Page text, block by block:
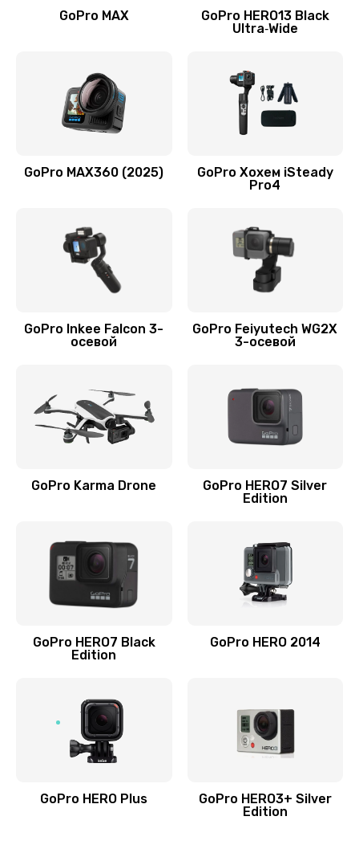
GoPro MAX
GoPro HERO13 Black
Ultra‑Wide
GoPro MAX360 (2025)
GoPro Хохем iSteady
Pro4
GoPro Inkee Falcon 3-
осевой
GoPro Feiyutech WG2X
3-осевой
GoPro Karma Drone
GoPro HERO7 Silver
Edition
GoPro HERO7 Black
Edition
GoPro HERO 2014
GoPro HERO Plus
GoPro HERO3+ Silver
Edition